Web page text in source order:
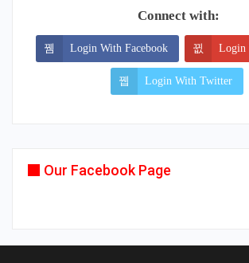
Connect with:
Login With Facebook Login
Login With Twitter
Our Facebook Page